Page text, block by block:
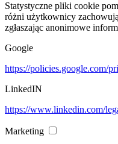
Statystyczne pliki cookie
różni użytkownicy
zgłaszając anonimowe
Google
https://policies.google.com/
LinkedIN
https://www.linkedin.com/
Marketing